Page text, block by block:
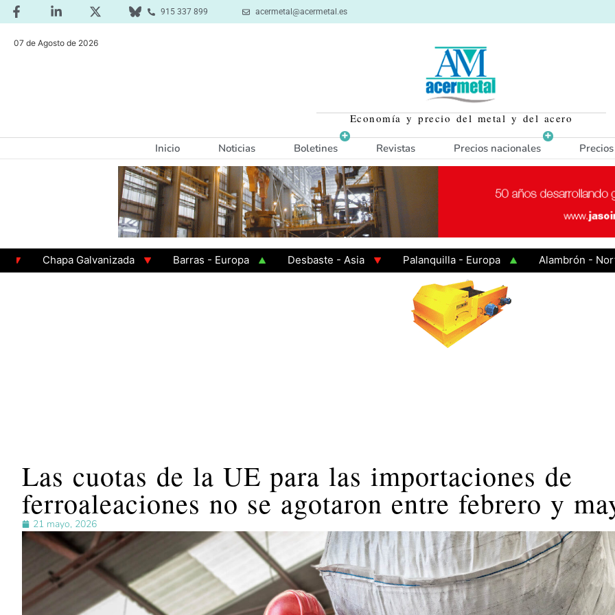
915 337 899 acermetal@acermetal.es
07 de Agosto de 2026
Economía y precio del metal y del acero
Inicio Noticias Boletines Revistas Precios nacionales
Chapa Galvanizada Barras - Europa Desbaste - Asia Palanquilla - Europa
Alambrón - Norte
Las cuotas de la UE para las importaciones de
ferroaleaciones no se agotaron entre febrero y
21 mayo, 2026